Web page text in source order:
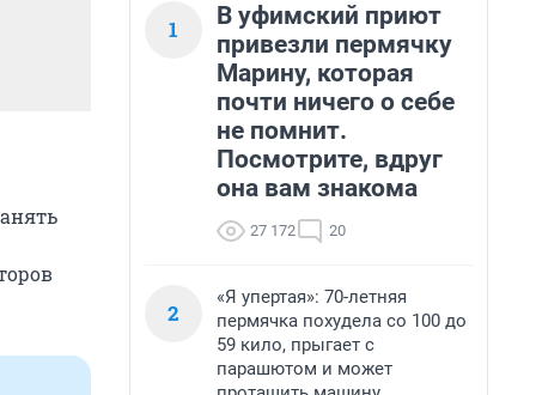
1
В уфимский приют
привезли пермячку
Марину, которая
почти ничего о себе
не помнит.
Посмотрите, вдруг
она вам знакома
27 172 20
2
«Я упертая»: 70-летняя
пермячка похудела со 100 до
59 кило, прыгает с
парашютом и может